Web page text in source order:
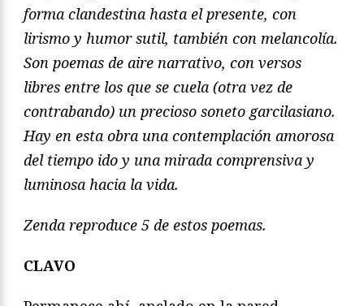
forma clandestina hasta el presente, con
lirismo y humor sutil, también con melancolía.
Son poemas de aire narrativo, con versos
libres entre los que se cuela (otra vez de
contrabando) un precioso soneto garcilasiano.
Hay en esta obra una contemplación amorosa
del tiempo ido y una mirada comprensiva y
luminosa hacia la vida.
Zenda reproduce 5 de estos poemas.
CLAVO